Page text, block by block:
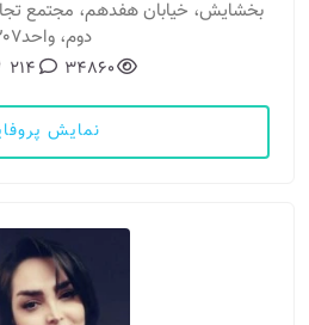
دوم، واحد۲۰۷
34860
214
نمایش